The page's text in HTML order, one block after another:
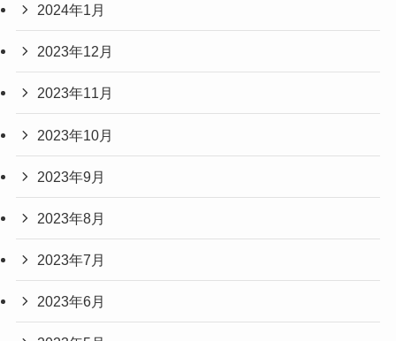
2024年1月
2023年12月
2023年11月
2023年10月
2023年9月
2023年8月
2023年7月
2023年6月